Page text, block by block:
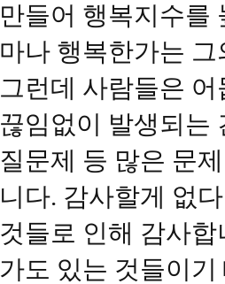
만들어 행복지수를
마나 행복한가는
그런데 사람들은
끊임없이 발생되는
질문제 등 많은 문
니다. 감사할게 없
것들로 인해 감사
가도 있는 것들이